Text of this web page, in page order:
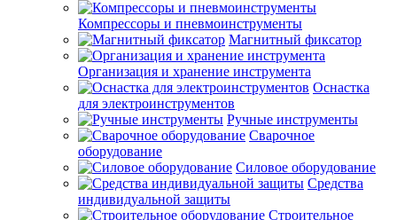
Компрессоры и пневмоинструменты
Магнитный фиксатор
Организация и хранение инструмента
Оснастка
для электроинструментов
Ручные инструменты
Сварочное
оборудование
Силовое оборудование
Средства
индивидуальной защиты
Строительное